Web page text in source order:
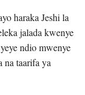
haraka Jeshi la
jalada kwenye
ndio mwenye
na taarifa ya